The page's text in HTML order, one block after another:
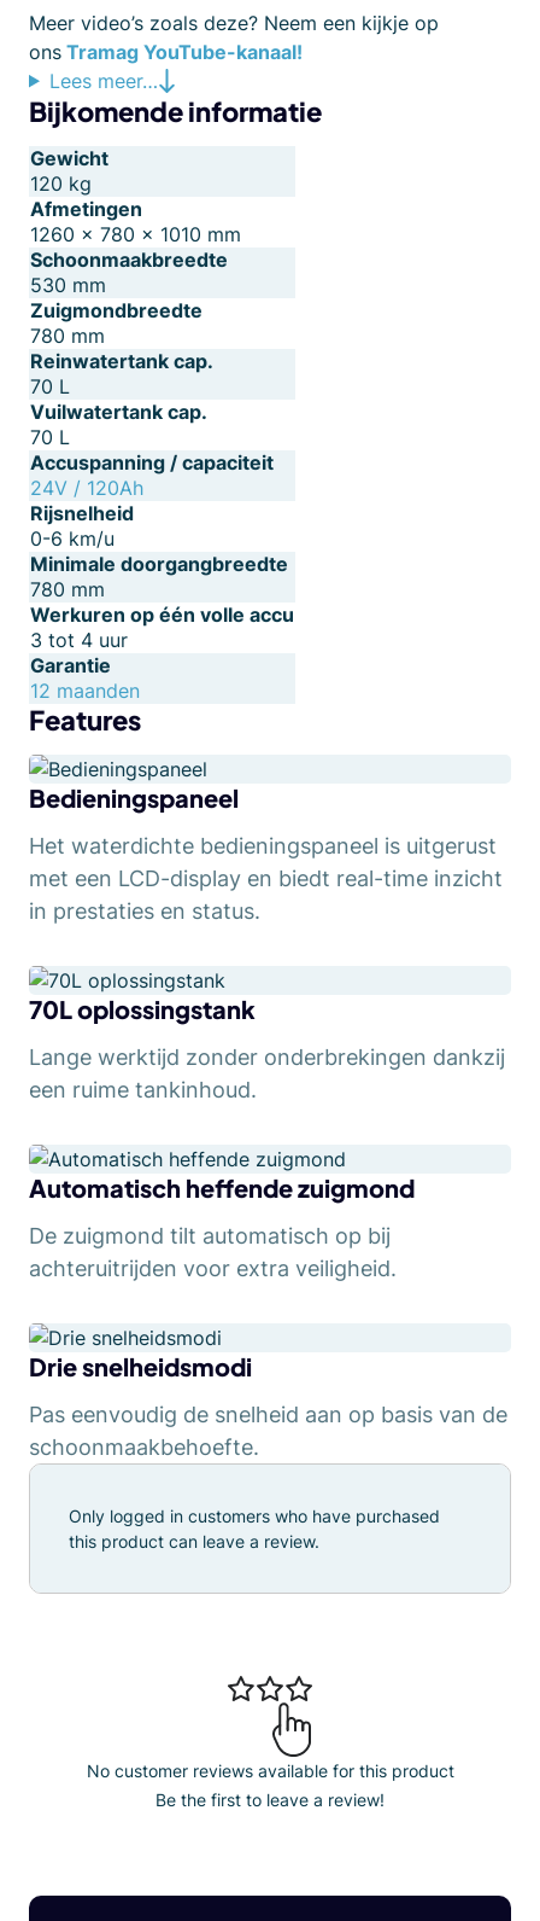
Meer video’s zoals deze? Neem een kijkje op
ons Tramag YouTube-kanaal!
Lees meer…
Bijkomende informatie
Gewicht
120 kg
Afmetingen
1260 × 780 × 1010 mm
Schoonmaakbreedte
530 mm
Zuigmondbreedte
780 mm
Reinwatertank cap.
70 L
Vuilwatertank cap.
70 L
Accuspanning / capaciteit
24V / 120Ah
Rijsnelheid
0-6 km/u
Minimale doorgangbreedte
780 mm
Werkuren op één volle accu
3 tot 4 uur
Garantie
12 maanden
No customer reviews available for this product
Be the first to leave a review!
Only logged in customers who have purchased
this product can leave a review.
Features
Bedieningspaneel
Het waterdichte bedieningspaneel is uitgerust
met een LCD-display en biedt real-time inzicht
in prestaties en status.
70L oplossingstank
Lange werktijd zonder onderbrekingen dankzij
een ruime tankinhoud.
Automatisch heffende zuigmond
De zuigmond tilt automatisch op bij
achteruitrijden voor extra veiligheid.
Drie snelheidsmodi
Pas eenvoudig de snelheid aan op basis van de
schoonmaakbehoefte.